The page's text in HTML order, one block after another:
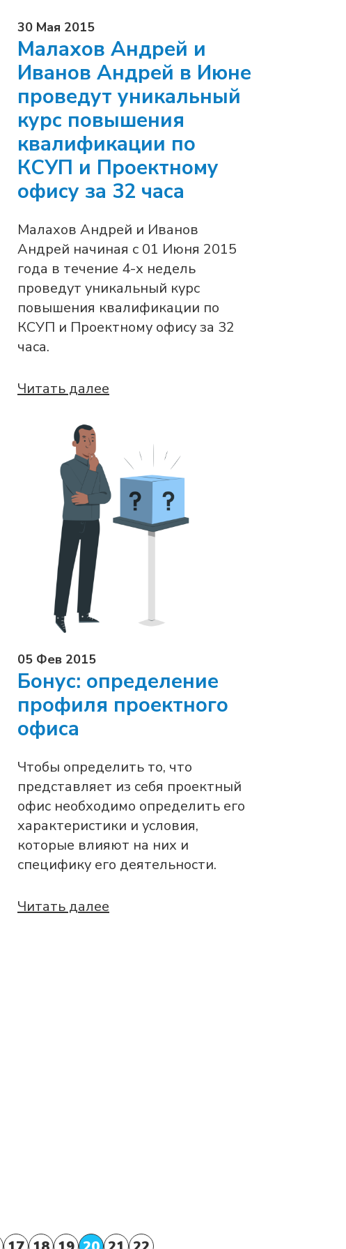
30 Мая 2015
Малахов Андрей и
Иванов Андрей в Июне
проведут уникальный
курс повышения
квалификации по
КСУП и Проектному
офису за 32 часа
Малахов Андрей и Иванов
Андрей начиная с 01 Июня 2015
года в течение 4-х недель
проведут уникальный курс
повышения квалификации по
КСУП и Проектному офису за 32
часа.
Читать далее
05 Фев 2015
Бонус: определение
профиля проектного
офиса
Чтобы определить то, что
представляет из себя проектный
офис необходимо определить его
характеристики и условия,
которые влияют на них и
специфику его деятельности.
Читать далее